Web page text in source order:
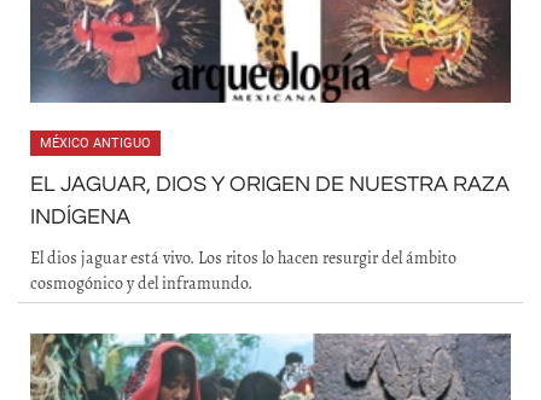
MÉXICO ANTIGUO
EL JAGUAR, DIOS Y ORIGEN DE NUESTRA RAZA
INDÍGENA
El dios jaguar está vivo. Los ritos lo hacen resurgir del ámbito
cosmogónico y del inframundo.